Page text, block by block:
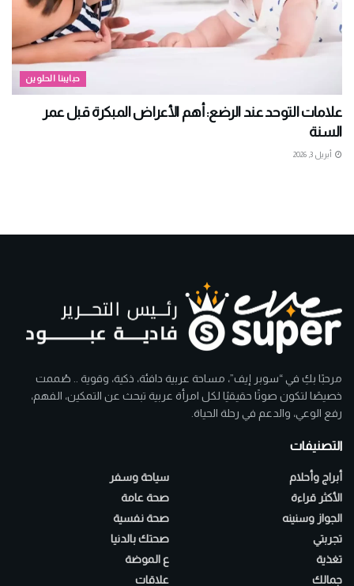
حبايبنا الحلوين
علامات التوحد عند الرضع: أهم الأعراض المبكرة قبل عمر
السنة
أبريل 3, 2026
مرحبًا بكِ في “سوبر إيف”، مساحة عربية دافئة، ذكية، وقوية .. صُممت
خصيصًا لتكون صوتًا حقيقيًا لكل امرأة عربية تبحث عن التمكين، الفهم،
رفع الوعي، والدعم في رحلة الحياة.
التصنيفات
أبراج وأحلام
الأكثر قراءة
الجواز وسنينه
تجربتي
تغذية
جمالك
سياحة وسفر
صحة عامة
صحة نفسية
صحتك بالدنيا
ع الموضة
علاقات